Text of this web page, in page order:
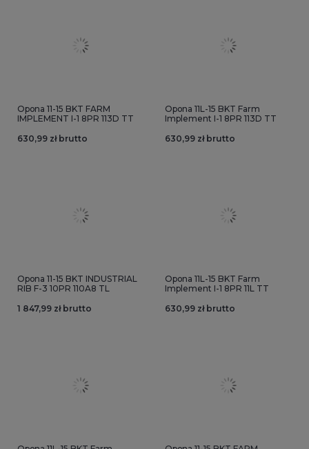
Opona 11-15 BKT FARM
IMPLEMENT I-1 8PR 113D TT
630,99 zł brutto
Opona 11L-15 BKT Farm
Implement I-1 8PR 113D TT
630,99 zł brutto
Opona 11-15 BKT INDUSTRIAL
RIB F-3 10PR 110A8 TL
1 847,99 zł brutto
Opona 11L-15 BKT Farm
Implement I-1 8PR 11L TT
630,99 zł brutto